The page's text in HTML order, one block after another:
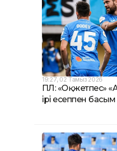
19:27, 02 Тамыз 2026
ҚПЛ: «Оқжетпес»
ірі есеппен басым